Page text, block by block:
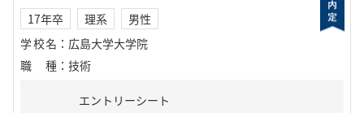
17年卒 理系
男性
学校名 ： 広島大学大学院
職種 ： 技術
エントリーシート